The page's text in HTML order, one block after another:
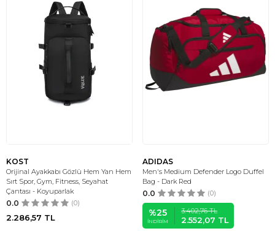
KOST
Orijinal Ayakkabı Gözlü Hem Yan Hem
Sırt Spor, Gym, Fitness, Seyahat
Çantası - Koyuparlak
0.0 (0)
2.286,57 TL
ADIDAS
Men's Medium Defender Logo Duffel
Bag - Dark Red
0.0 (0)
%25
İNDIRIM
3.402,76TL
2.552,07 TL